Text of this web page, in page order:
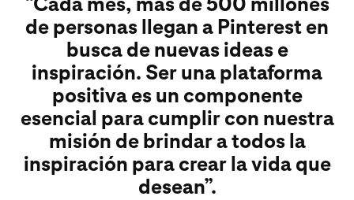
de personas llegan a Pinterest en
busca de nuevas ideas e
inspiración. Ser una plataforma
positiva es un componente
esencial para cumplir con nuestra
misión de brindar a todos la
inspiración para crear la vida que
desean”.